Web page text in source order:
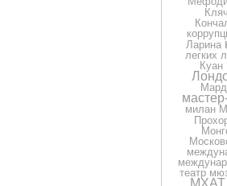
Ларина
легких
милан
театр
МХАТ